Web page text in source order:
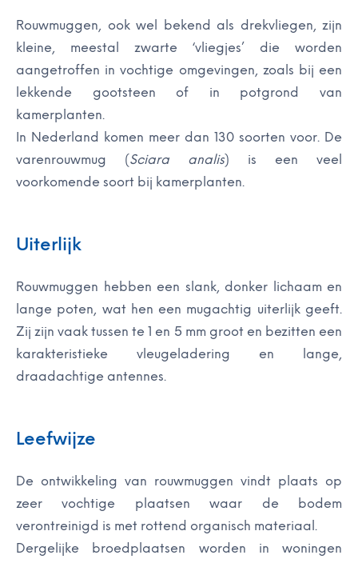
Rouwmuggen, ook wel bekend als drekvliegen, zijn
kleine, meestal zwarte ‘vliegjes’ die worden
aangetroffen in vochtige omgevingen, zoals bij een
lekkende gootsteen of in potgrond van
kamerplanten.
In Nederland komen meer dan 130 soorten voor. De
varenrouwmug (Sciara analis) is een veel
voorkomende soort bij kamerplanten.
Uiterlijk
Rouwmuggen hebben een slank, donker lichaam en
lange poten, wat hen een mugachtig uiterlijk geeft.
Zij zijn vaak tussen te 1 en 5 mm groot en bezitten een
karakteristieke vleugeladering en lange,
draadachtige antennes.
Leefwijze
De ontwikkeling van rouwmuggen vindt plaats op
zeer vochtige plaatsen waar de bodem
verontreinigd is met rottend organisch materiaal.
Dergelijke broedplaatsen worden in woningen